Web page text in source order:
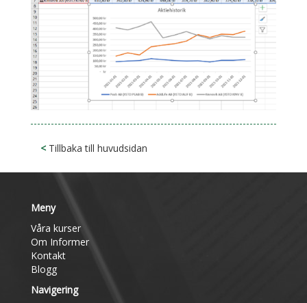
< Tillbaka till huvudsidan
Meny
Våra kurser
Om Informer
Kontakt
Blogg
Navigering